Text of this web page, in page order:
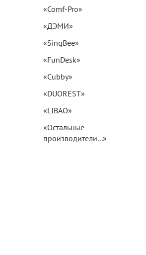
«Comf-Pro»
«ДЭМИ»
«SingBee»
«FunDesk»
«Cubby»
«DUOREST»
«LIBAO»
«Остальные
производители...»